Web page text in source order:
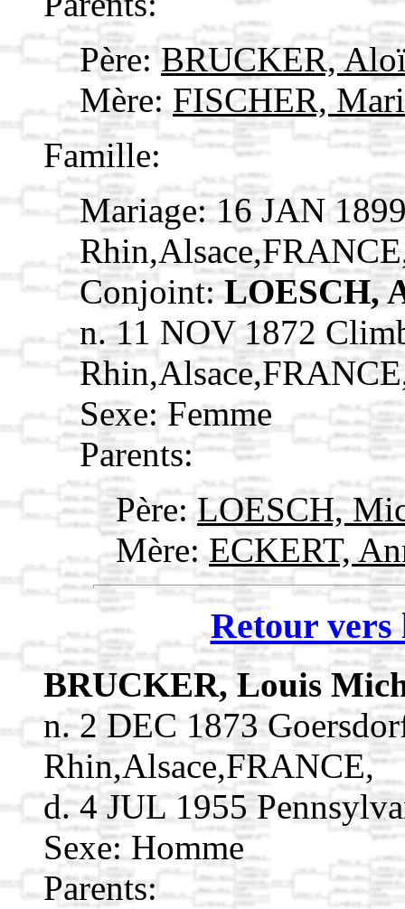
Père:BRUCKER,
Mère: FISCHER,
Famille:
Mariage: 16 JAN
Conjoint: LOESCH,
n. 11 NOV 1872
Sexe: Femme
Parents:
Père: LOESCH,
Mère:ECKERT,
Retour vers
BRUCKER, Louis
n. 2 DEC 1873
Rhin,Alsace,FRANCE,
d. 4 JUL 1955
Sexe: Homme
Parents: